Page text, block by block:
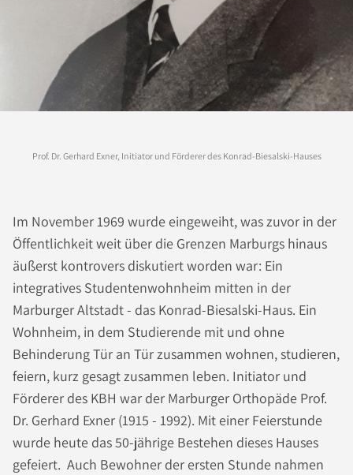
Prof. Dr. Gerhard Exner, Initiator und Förderer des Konrad-Biesalski-Hauses
Im November 1969 wurde eingeweiht, was zuvor in der
Öffentlichkeit weit über die Grenzen Marburgs hinaus
äußerst kontrovers diskutiert worden war: Ein
integratives Studentenwohnheim mitten in der
Marburger Altstadt - das Konrad-Biesalski-Haus. Ein
Wohnheim, in dem Studierende mit und ohne
Behinderung Tür an Tür zusammen wohnen, studieren,
feiern, kurz gesagt zusammen leben. Initiator und
Förderer des KBH war der Marburger Orthopäde Prof.
Dr. Gerhard Exner (1915 - 1992). Mit einer Feierstunde
wurde heute das 50-jährige Bestehen dieses Hauses
gefeiert. Auch Bewohner der ersten Stunde nahmen